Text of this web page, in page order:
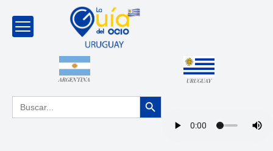
ARGENTINA URUGUAY
Buscar: Botón de búsqueda